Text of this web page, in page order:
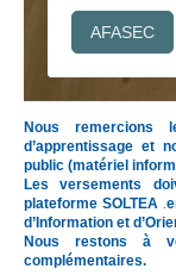
AFASEC
Nous
d’apprentissage et
public (matériel
Les versements
plateforme SOLTEA .
d’Information et
Nous restons à
complémentaires.